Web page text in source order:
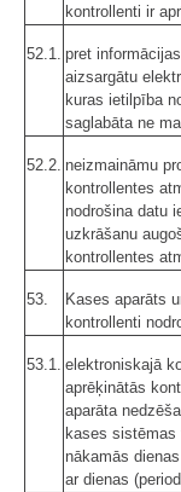
kontrollenti ir
52.1. pret
aizsargātu
kuras ietilpība
saglabāta ne
52.2. neizmaināmu
kontrollentes
nodrošina datu
uzkrāšanu
kontrollentes
53.
Kases aparāts
kontrollenti
53.1. elektroniskajā
aprēķinātās
aparāta
kases
nākamās
ar dienas